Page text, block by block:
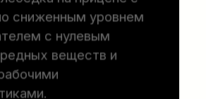
сниженным уровнем
с нулевым
веществ и